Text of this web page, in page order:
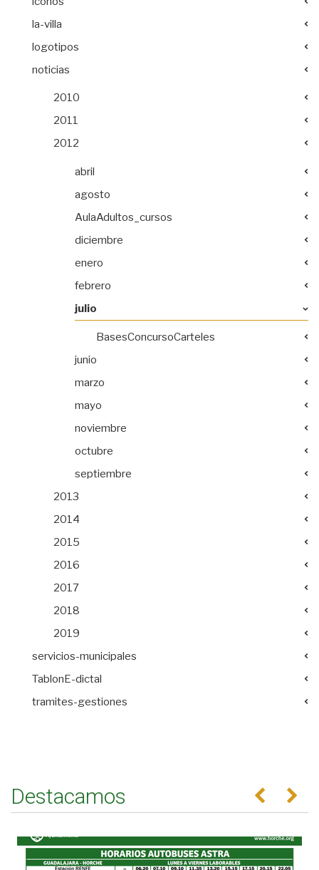
la-villa
logotipos
noticias
2010
2011
2012
abril
agosto
AulaAdultos_cursos
diciembre
enero
febrero
julio
BasesConcursoCarteles
junio
marzo
mayo
noviembre
octubre
septiembre
2013
2014
2015
2016
2017
2018
2019
servicios-municipales
TablonE-dictal
tramites-gestiones
Destacamos Anterior